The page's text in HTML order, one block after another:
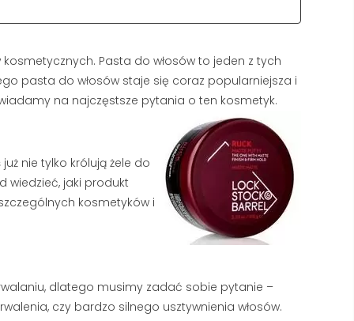
PIANA ZNIKA I JAK TO
NAPRAWIĆ?
DLA MĘŻCZYZN:
TOP 5 PRODUKTÓW
Pasta do włosów to jeden z tych
pasta do włosów staje się coraz popularniejsza i
na najczęstsze pytania o ten kosmetyk.
nie tylko królują żele do
wiedzieć, jaki produkt
kosmetyków i
dlatego musimy zadać sobie pytanie –
czy bardzo silnego usztywnienia włosów.